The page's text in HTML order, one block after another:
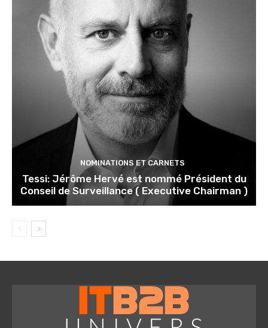
NOMINATIONS ET CARNETS
Tessi: Jérôme Hervé est nommé Président du
Conseil de Surveillance ( Executive Chairman )